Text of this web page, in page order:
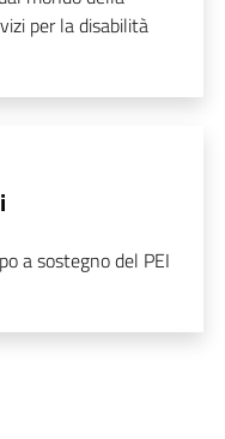
per la disabilità
a sostegno del PEI